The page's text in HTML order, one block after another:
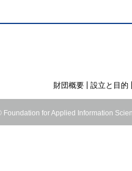
財団概要 設立と目的
Foundation for Applied Information